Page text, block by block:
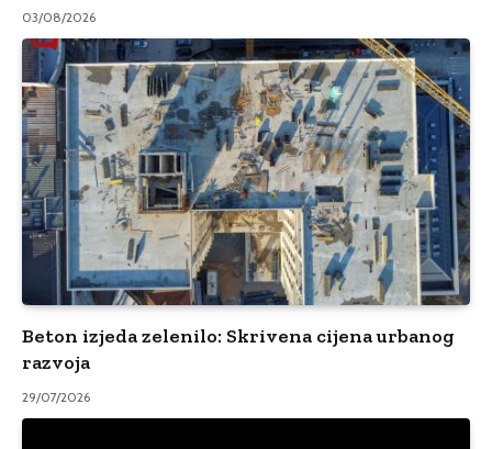
03/08/2026
Beton izjeda zelenilo: Skrivena cijena urbanog
razvoja
29/07/2026